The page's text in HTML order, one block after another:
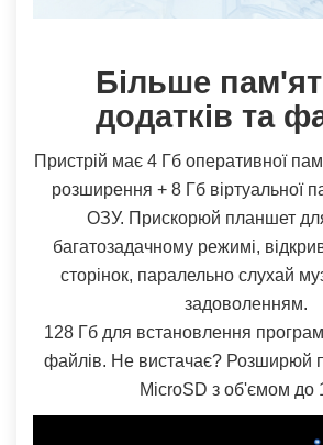
Більше
додатків та
Пристрій має 4 Гб оперативної
розширення + 8 Гб віртуальної
ОЗУ. Прискорюй планшет
багатозадачному режимі,
сторінок, паралельно слухай
задоволенням.
128 Гб для встановлення
файлів. Не вистачає? Розширюй
MicroSD з об'ємом до